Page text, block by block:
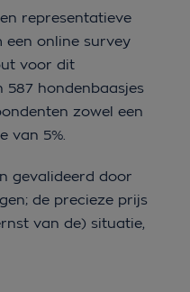
representatieve
een online survey
voor dit
587 hondenbaasjes
zowel een
van 5%.
gevalideerd door
de precieze prijs
van de) situatie,